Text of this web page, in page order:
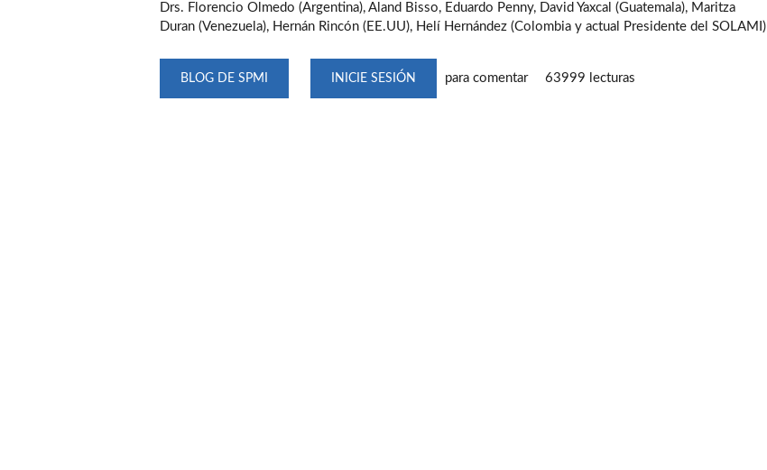
Drs. Florencio Olmedo (Argentina), Aland Bisso, Eduardo Penny, David Yaxcal (Guatemala), Maritza
Duran (Venezuela), Hernán Rincón (EE.UU), Helí Hernández (Colombia y actual Presidente del SOLAMI)
BLOG DE SPMI INICIE SESIÓN para comentar 63999 lecturas